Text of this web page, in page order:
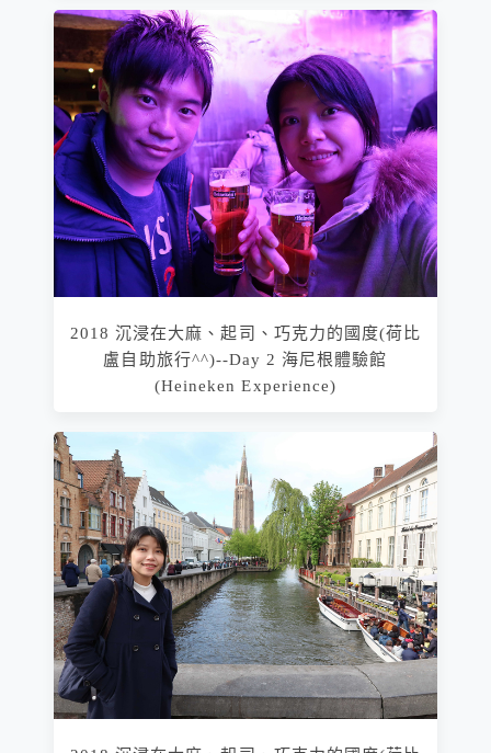
2018 沉浸在大麻、起司、巧克力的國度(荷比
盧自助旅行^^)--Day 2 海尼根體驗館
(Heineken Experience)